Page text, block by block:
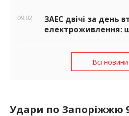
09:02
ЗАЕС двічі за день
електроживлення:
Всі новини
Удари по Запоріжжю